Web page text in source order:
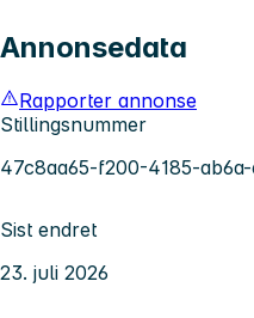
Annonsedata
Rapporter annonse
Stillingsnummer
47c8aa65-f200-4185-
Sist endret
23. juli 2026